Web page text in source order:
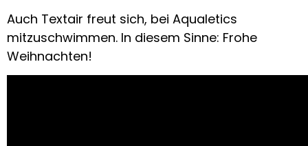
Auch Textair freut sich, bei Aqualetics
mitzuschwimmen. In diesem Sinne: Frohe
Weihnachten!